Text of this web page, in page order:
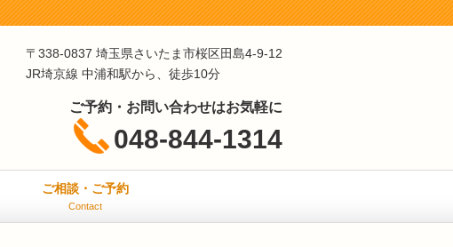
〒338-0837 埼玉県さいたま市桜区田島4-9-12
JR埼京線 中浦和駅から、徒歩10分
ご予約・お問い合わせはお気軽に
048-844-1314
ご相談・ご予約
Contact